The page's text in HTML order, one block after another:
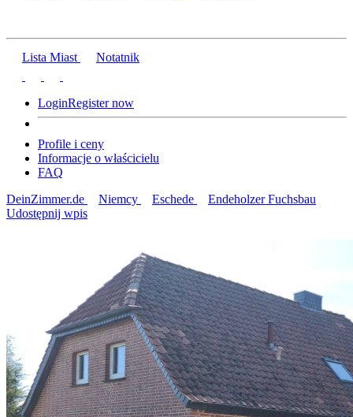
Lista Miast Notatnik
LoginRegister now
Profile i ceny
Informacje o właścicielu
FAQ
DeinZimmer.de
Niemcy Eschede
Endeholzer Fuchsbau
Udostępnij wpis